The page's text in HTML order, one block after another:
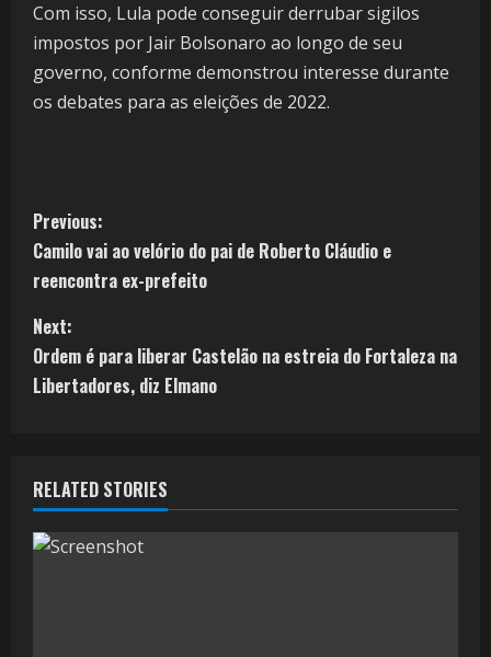
Com isso, Lula pode conseguir derrubar sigilos
impostos por Jair Bolsonaro ao longo de seu
governo, conforme demonstrou interesse durante
os debates para as eleições de 2022.
Previous:
Camilo vai ao velório do pai de Roberto Cláudio e
reencontra ex-prefeito
Next:
Ordem é para liberar Castelão na estreia do Fortaleza na
Libertadores, diz Elmano
RELATED STORIES